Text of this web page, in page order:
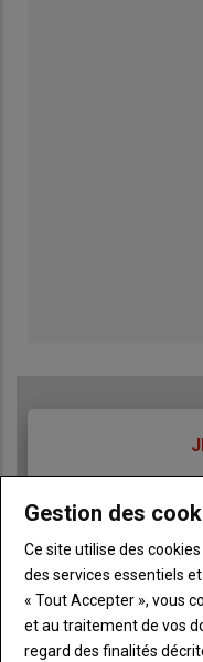
Body A
Accédez à tous
Paysanne
Gestion des
Ce site utilise des
des services essentiels
« Tout Accepter », vous
et au traitement de vos
regard des finalités